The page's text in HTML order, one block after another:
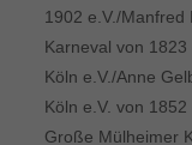
1902 e.V./Manfred
Karneval von
Köln e.V./Anne
Köln e.V. von
Große Mülheimer